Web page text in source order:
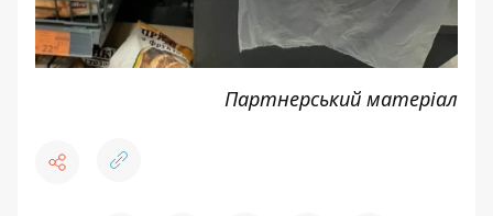
Партнерський матеріал